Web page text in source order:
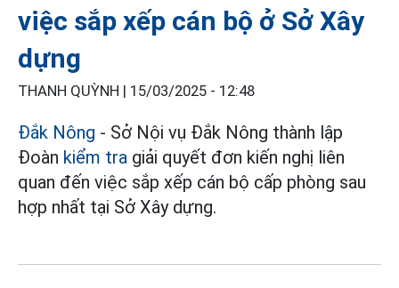
việc sắp xếp cán bộ ở Sở Xây
dựng
THANH QUỲNH | 15/03/2025 - 12:48
Đắk Nông - Sở Nội vụ Đắk Nông thành lập
Đoàn kiểm tra giải quyết đơn kiến nghị liên
quan đến việc sắp xếp cán bộ cấp phòng sau
hợp nhất tại Sở Xây dựng.